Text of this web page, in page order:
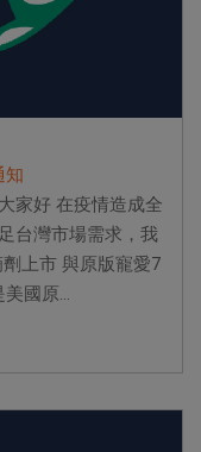
知
家好 在疫情造成全
台灣市場需求，我
上市 與原版寵愛7
國原...